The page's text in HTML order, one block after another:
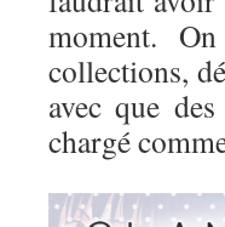
moment.
collections,
avec que
chargé